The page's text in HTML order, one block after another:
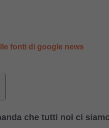
fonti di google news
che tutti noi ci